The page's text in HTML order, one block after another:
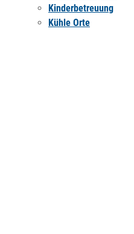
Kinderbetreuung
Kühle Orte